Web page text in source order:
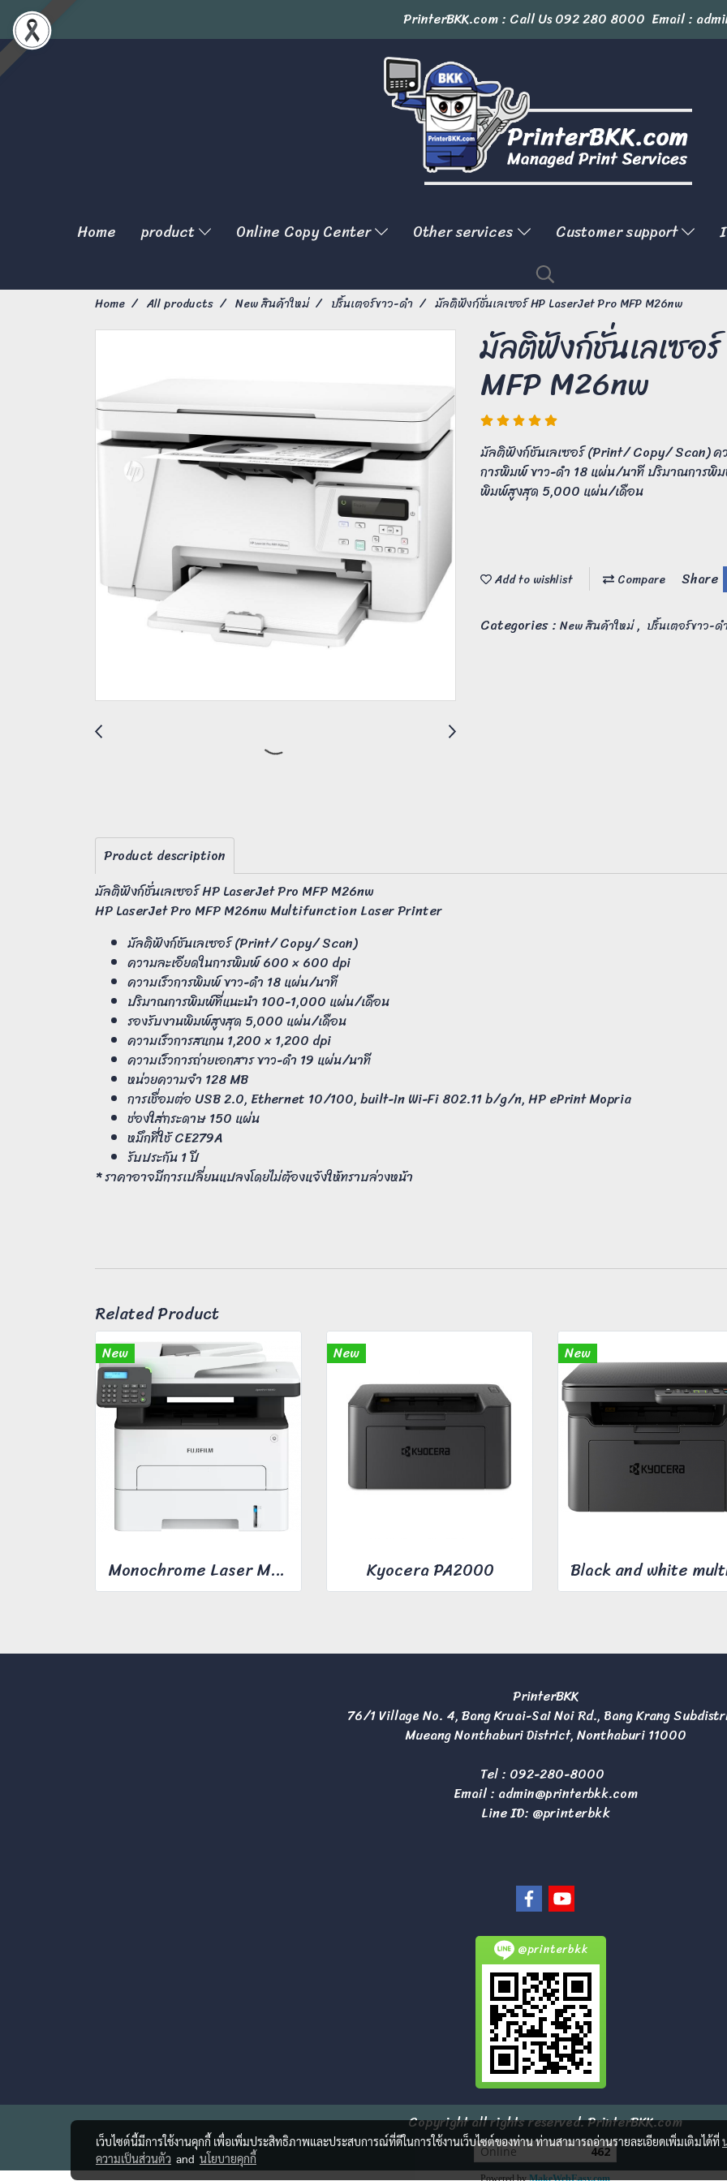
PrinterBKK.com : Call Us092 280 8000 Email :
Home product Online Copy Center Other services Customer support
Home All products New สินค้าใหม่ ปริ้นเตอร์ขาว-ดำ มัลติฟังก์ชั่นเลเซอร์ HP LaserJet Pro MFP M26nw
มัลติฟังก์ชั่นเลเซอ
MFP M26nw
มัลติฟังก์ชันเลเซอร์ (Print/ Copy/ Scan) ค
การพิมพ์ ขาว-ดำ 18 แผ่น/นาที ปริมาณการพิ
พิมพ์สูงสุด 5,000 แผ่น/เดือน
Add to wishlist Compare
Share
Categories : New สินค้าใหม่, ปริ้นเตอร์ขาว-ด
Product description
มัลติฟังก์ชั่นเลเซอร์ HP LaserJet Pro MFP M26nw
HP LaserJet Pro MFP M26nw Multifunction Laser Printer
มัลติฟังก์ชันเลเซอร์ (Print/ Copy/ Scan)
ความละเอียดในการพิมพ์ 600 × 600 dpi
ความเร็วการพิมพ์ ขาว-ดำ 18 แผ่น/นาที
ปริมาณการพิมพ์ที่แนะนำ 100-1,000 แผ่น/เดือน
รองรับงานพิมพ์สูงสุด 5,000 แผ่น/เดือน
ความเร็วการสแกน 1,200 × 1,200 dpi
ความเร็วการถ่ายเอกสาร ขาว-ดำ 19 แผ่น/นาที
หน่วยความจำ 128 MB
การเชื่อมต่อ USB 2.0, Ethernet 10/100, built-in Wi-Fi 802.11 b/g/n, HP ePrint Mopria
ช่องใส่กระดาษ 150 แผ่น
หมึกที่ใช้ CE279A
รับประกัน 1 ปี
* ราคาอาจมีการเปลี่ยนแปลงโดยไม่ต้องแจ้งให้ทราบล่วงหน้า
Related Product
New
Monochrome Laser Multifunction printer ApeosPort 3410SD
New
Kyocera PA2000
New
PrinterBKK
76/1 Village No. 4, Bang Kruai-Sai Noi Rd., Bang Krang
Mueang Nonthaburi District, Nonthaburi 11000
Tel : 092-280-8000
Email : admin@printerbkk.com
Line ID: @printerbkk
@printerbkk
Copyright all rights reserved. PrinterBKK.com
Online 462
Powered byMakeWebEasy.com
เว็บไซต์นี้มีการใช้งานคุกกี้ เพื่อเพิ่มประสิทธิภาพและประสบการณ์ที่ดีในการใช้งานเว็บไซต์ของท่าน ท่านสามารถอ่านรายละเอียดเพิ่มเติมได้ที่
ความเป็นส่วนตัว and นโยบายคุกกี้